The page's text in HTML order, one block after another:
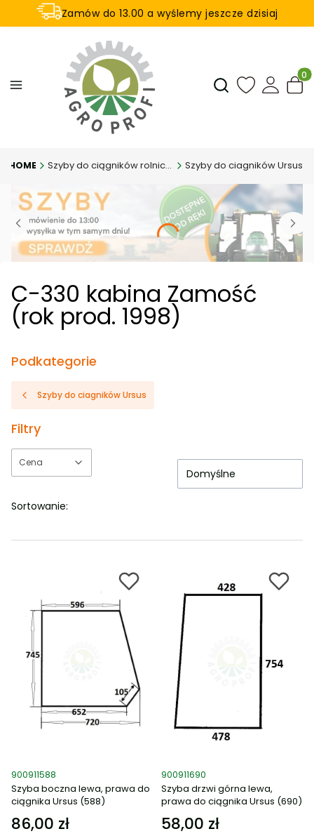
Zamów do 13.00 a wyślemy jeszcze dzisiaj
U nas na zwrot aż 21 dni
Otwórz
Szyby do ciągników rolniczych Szyby do ciagników Ursus
C-330 kabina Zamość
(rok prod. 1998)
Podkategorie
Szyby do ciagników Ursus
Filtry
Cena
Sortowanie:
Domyślne
Kod produktu
900911588
Szyba boczna lewa, prawa do
ciągnika Ursus (588)
Cena
86,00 zł
Kod produktu
900911690
Szyba drzwi górna lewa,
prawa do ciągnika Ursus (690)
Cena
58,00 zł